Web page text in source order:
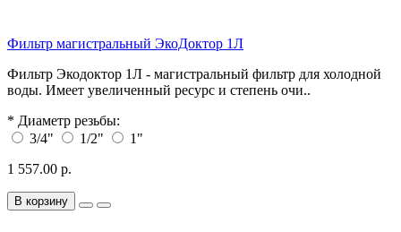
Фильтр магистральный ЭкоДоктор 1Л
Фильтр Экодоктор 1Л - магистральный фильтр для холодной
воды. Имеет увеличенный ресурс и степень очи..
* Диаметр резьбы:
3/4"
1/2"
1"
1 557.00 р.
В корзину